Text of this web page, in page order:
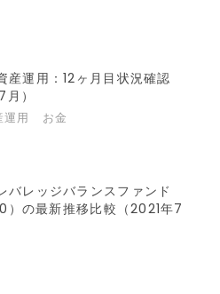
産運用：12ヶ月目状況確認
月）
運用 お金
バレッジバランスファンド
）の最新推移比較（2021年7